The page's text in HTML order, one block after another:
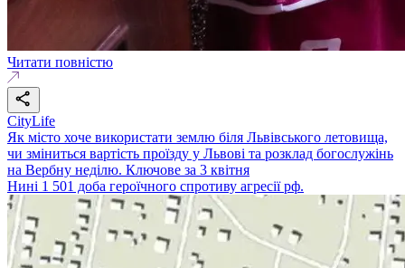
Читати повністю
CityLife
Як місто хоче використати землю біля Львівського летовища,
чи зміниться вартість проїзду у Львові та розклад богослужінь
на Вербну неділю. Ключове за 3 квітня
Нині 1 501 доба героїчного спротиву агресії рф.